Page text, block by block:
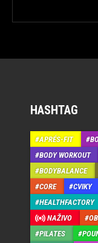
HASHTAG
APRÉS-FIT
BODY WORKOUT
BODYBALANCE
CORE
CVIKY
HEALTHFACTORY
NAŽIVO
PILATES